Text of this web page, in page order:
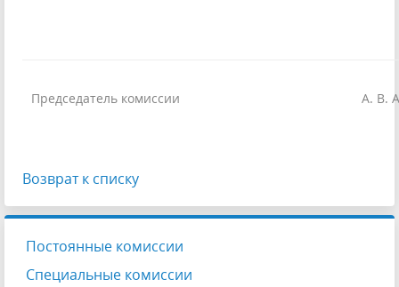
Председатель комиссии А. В.
Возврат к списку
Постоянные комиссии
Специальные комиссии